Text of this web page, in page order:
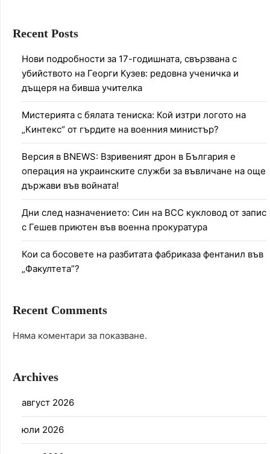
Recent Posts
Нови подробности за 17-годишната, свързвана с
убийството на Георги Кузев: редовна ученичка и
дъщеря на бивша учителка
Мистерията с бялата тениска: Кой изтри логото на
„Кинтекс“ от гърдите на военния министър?
Версия в BNEWS: Взривеният дрон в България е
операция на украинските служби за въвличане на още
държави във войната!
Дни след назначението: Син на ВСС кукловод от запис
с Гешев приютен във военна прокуратура
Кои са босовете на разбитата фабриказа фентанил във
„Факултета”?
Recent Comments
Няма коментари за показване.
Archives
август 2026
юли 2026